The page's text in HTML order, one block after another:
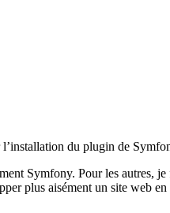
du plugin de
Symfony. Pour les autres,
plus aisément un site web